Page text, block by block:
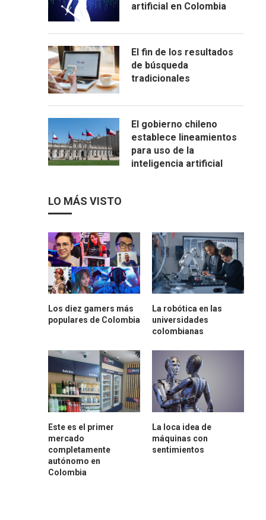
artificial en Colombia
El fin de los resultados
de búsqueda
tradicionales
El gobierno chileno
establece lineamientos
para uso de la
inteligencia artificial
LO MÁS VISTO
Los diez gamers más
populares de Colombia
La robótica en las
universidades
colombianas
Este es el primer
mercado
completamente
autónomo en
Colombia
La loca idea de
máquinas con
sentimientos